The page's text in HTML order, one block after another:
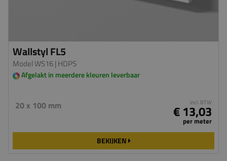
Wallstyl FL5
Model WS16| HDPS
Afgelakt in meerdere kleuren leverbaar
20 x 100 mm incl. BTW
€ 13,03
per meter
BEKIJKEN